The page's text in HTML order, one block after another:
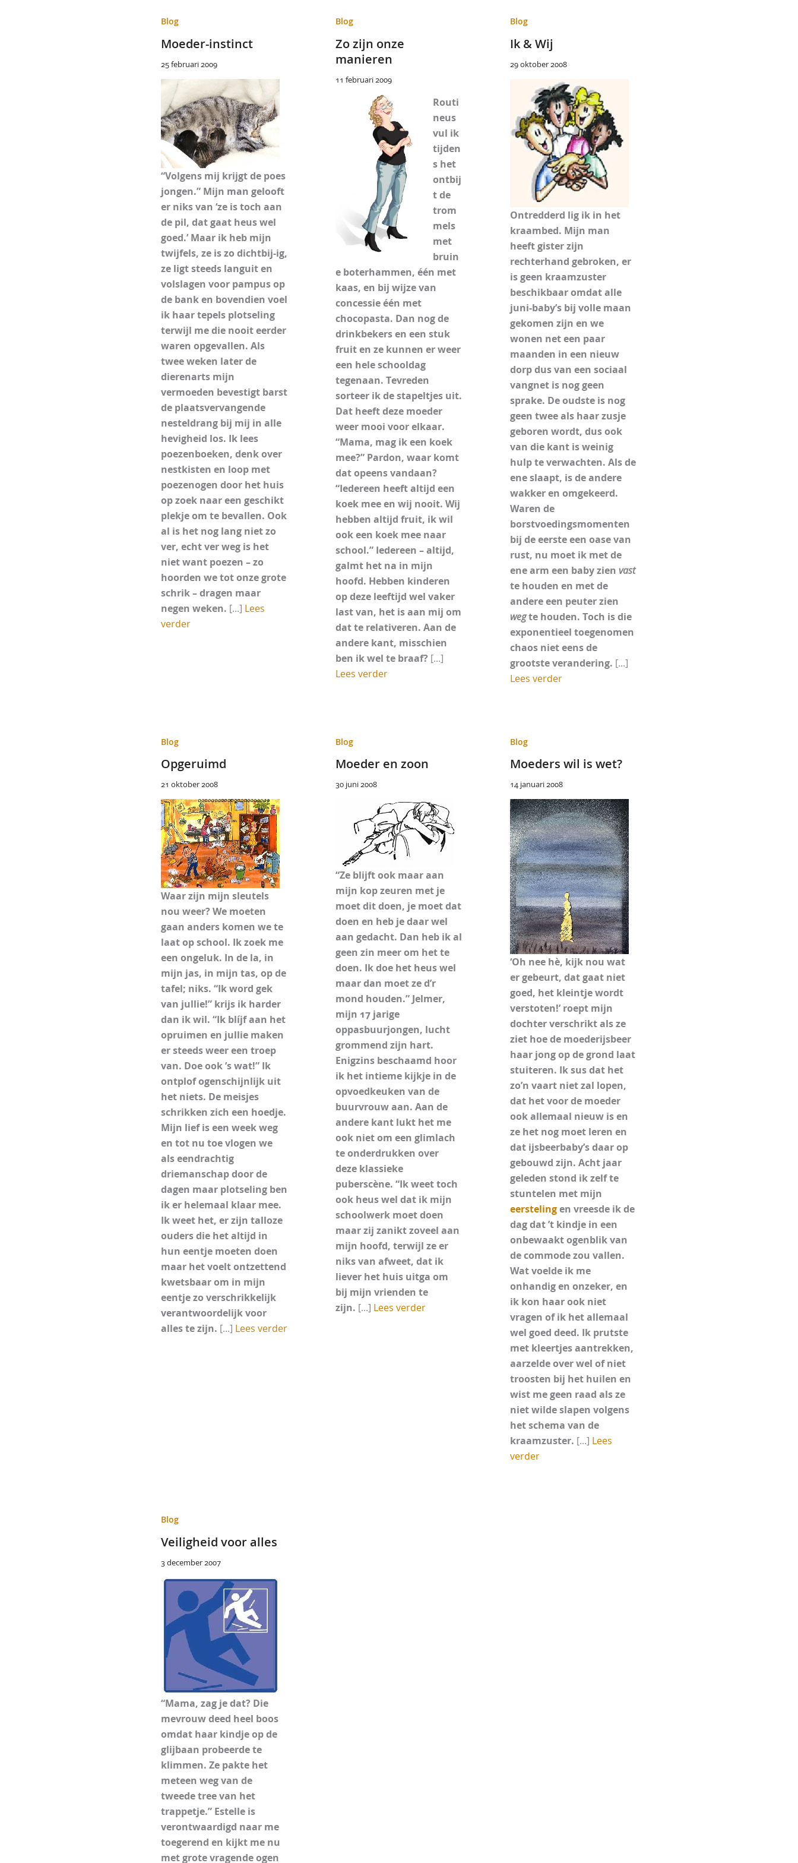
Blog
Moeder-instinct
25 februari 2009
“Volgens mij krijgt de poes
jongen.” Mijn man gelooft
er niks van ‘ze is toch aan
de pil, dat gaat heus wel
goed.’ Maar ik heb mijn
twijfels, ze is zo dichtbij-ig,
ze ligt steeds languit en
volslagen voor pampus op
de bank en bovendien voel
ik haar tepels plotseling
terwijl me die nooit eerder
waren opgevallen. Als
twee weken later de
dierenarts mijn
vermoeden bevestigt barst
de plaatsvervangende
nesteldrang bij mij in alle
hevigheid los. Ik lees
poezenboeken, denk over
nestkisten en loop met
poezenogen door het huis
op zoek naar een geschikt
plekje om te bevallen. Ook
al is het nog lang niet zo
ver, echt ver weg is het
niet want poezen – zo
hoorden we tot onze grote
schrik – dragen maar
negen weken. [...] Lees
verder
Blog
Zo zijn onze
manieren
11 februari 2009
Routi
neus
vul ik
tijden
s het
ontbij
t de
trom
mels
met
bruin
e boterhammen, één met
kaas, en bij wijze van
concessie één met
chocopasta. Dan nog de
drinkbekers en een stuk
fruit en ze kunnen er weer
een hele schooldag
tegenaan. Tevreden
sorteer ik de stapeltjes uit.
Dat heeft deze moeder
weer mooi voor elkaar.
“Mama, mag ik een koek
mee?” Pardon, waar komt
dat opeens vandaan?
“Iedereen heeft altijd een
koek mee en wij nooit. Wij
hebben altijd fruit, ik wil
ook een koek mee naar
school.” Iedereen – altijd,
galmt het na in mijn
hoofd. Hebben kinderen
op deze leeftijd wel vaker
last van, het is aan mij om
dat te relativeren. Aan de
andere kant, misschien
ben ik wel te braaf? [...]
Lees verder
Blog
Ik & Wij
29 oktober 2008
Ontredderd lig ik in het
kraambed. Mijn man
heeft gister zijn
rechterhand gebroken, er
is geen kraamzuster
beschikbaar omdat alle
juni-baby’s bij volle maan
gekomen zijn en we
wonen net een paar
maanden in een nieuw
dorp dus van een sociaal
vangnet is nog geen
sprake. De oudste is nog
geen twee als haar zusje
geboren wordt, dus ook
van die kant is weinig
hulp te verwachten. Als de
ene slaapt, is de andere
wakker en omgekeerd.
Waren de
borstvoedingsmomenten
bij de eerste een oase van
rust, nu moet ik met de
ene arm een baby zien vast
te houden en met de
andere een peuter zien
wegte houden. Toch is die
exponentieel toegenomen
chaos niet eens de
grootste verandering. [...]
Lees verder
Blog
Opgeruimd
21 oktober 2008
Waar zijn mijn sleutels
nou weer? We moeten
gaan anders komen we te
laat op school. Ik zoek me
een ongeluk. In de la, in
mijn jas, in mijn tas, op de
tafel; niks. “Ik word gek
van jullie!” krijs ik harder
dan ik wil. “Ik blíjf aan het
opruimen en jullie maken
er steeds weer een troep
van. Doe ook ’s wat!” Ik
ontplof ogenschijnlijk uit
het niets. De meisjes
schrikken zich een hoedje.
Mijn lief is een week weg
en tot nu toe vlogen we
als eendrachtig
driemanschap door de
dagen maar plotseling ben
ik er helemaal klaar mee.
Ik weet het, er zijn talloze
ouders die het altijd in
hun eentje moeten doen
maar het voelt ontzettend
kwetsbaar om in mijn
eentje zo verschrikkelijk
verantwoordelijk voor
alles te zijn. [...] Lees verder
Blog
Moeder en zoon
30 juni 2008
“Ze blijft ook maar aan
mijn kop zeuren met je
moet dit doen, je moet dat
doen en heb je daar wel
aan gedacht. Dan heb ik al
geen zin meer om het te
doen. Ik doe het heus wel
maar dan moet ze d’r
mond houden.” Jelmer,
mijn 17 jarige
oppasbuurjongen, lucht
grommend zijn hart.
Enigzins beschaamd hoor
ik het intieme kijkje in de
opvoedkeuken van de
buurvrouw aan. Aan de
andere kant lukt het me
ook niet om een glimlach
te onderdrukken over
deze klassieke
puberscène. “Ik weet toch
ook heus wel dat ik mijn
schoolwerk moet doen
maar zij zanikt zoveel aan
mijn hoofd, terwijl ze er
niks van afweet, dat ik
liever het huis uitga om
bij mijn vrienden te
zijn. [...] Lees verder
Blog
Moeders wil is wet?
14 januari 2008
‘Oh nee hè, kijk nou wat
er gebeurt, dat gaat niet
goed, het kleintje wordt
verstoten!’ roept mijn
dochter verschrikt als ze
ziet hoe de moederijsbeer
haar jong op de grond laat
stuiteren. Ik sus dat het
zo’n vaart niet zal lopen,
dat het voor de moeder
ook allemaal nieuw is en
ze het nog moet leren en
dat ijsbeerbaby’s daar op
gebouwd zijn. Acht jaar
geleden stond ik zelf te
stuntelen met mijn
eerstelingen vreesde ik de
dag dat ’t kindje in een
onbewaakt ogenblik van
de commode zou vallen.
Wat voelde ik me
onhandig en onzeker, en
ik kon haar ook niet
vragen of ik het allemaal
wel goed deed. Ik prutste
met kleertjes aantrekken,
aarzelde over wel of niet
troosten bij het huilen en
wist me geen raad als ze
niet wilde slapen volgens
het schema van de
kraamzuster. [...] Lees
verder
Blog
Veiligheid voor alles
3 december 2007
“Mama, zag je dat? Die
mevrouw deed heel boos
omdat haar kindje op de
glijbaan probeerde te
klimmen. Ze pakte het
meteen weg van de
tweede tree van het
trappetje.” Estelle is
verontwaardigd naar me
toegerend en kijkt me nu
met grote vragende ogen